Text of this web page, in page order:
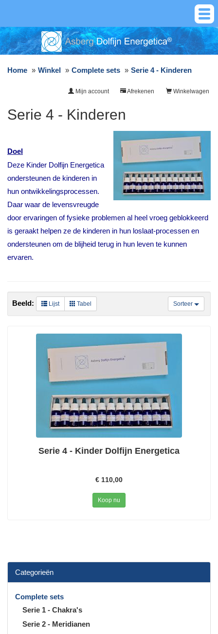
Home Winkel Complete sets Serie 4 - Kinderen
Winkelwagen
Afrekenen
Mijn account
Serie 4 - Kinderen
Doel
Deze Kinder Dolfijn Energetica
ondersteunen de kinderen in
hun ontwikkelingsprocessen.
Daar waar de levensvreugde
door ervaringen of fysieke problemen al heel vroeg geblokkeerd
is geraakt helpen ze de kinderen in hun loslaat-processen en
ondersteunen om de blijheid terug in hun leven te kunnen
ervaren.
Sorteer
Beeld: Lijst Tabel
Serie 4 - Kinder Dolfijn Energetica
€ 110,00
Koop nu
Categorieën
Complete sets
Serie 1 - Chakra's
Serie 2 - Meridianen